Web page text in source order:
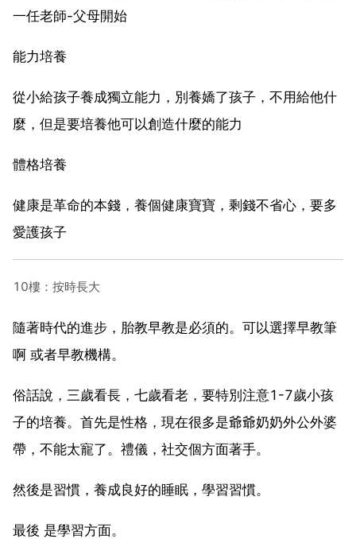
一任老師-父母開始
能力培養
從小給孩子養成獨立能力，別養嬌了孩子，不用給他什
麼，但是要培養他可以創造什麼的能力
體格培養
健康是革命的本錢，養個健康寶寶，剩錢不省心，要多
愛護孩子
10樓：按時長大
隨著時代的進步，胎教早教是必須的。可以選擇早教筆
啊 或者早教機構。
俗話說，三歲看長，七歲看老，要特別注意1-7歲小孩
子的培養。首先是性格，現在很多是爺爺奶奶外公外婆
帶，不能太寵了。禮儀，社交個方面著手。
然後是習慣，養成良好的睡眠，學習習慣。
最後 是學習方面。